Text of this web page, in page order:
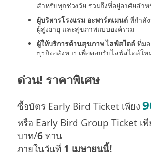
สำหรับทุกช่วงวัย รวมถึงที่อยู่อาศัยสำห
ผู้บริหารโรงแรม อะพาร์ตเมนต์ ที่กำลั
ผู้สูงอายุ และสุขภาพแบบองค์รวม
ผู้ให้บริการด้านสุขภาพ ไลฟ์สไตล์ ที่ม
ธุรกิจอสังหาฯ เพื่อตอบรับไลฟ์สไตล์ให
ด่วน! ราคาพิเศษ
ซื้อบัตร Early Bird Ticket เพียง
หรือ Early Bird Group Ticket เพี
บาท/6 ท่าน
ภายในวันที่ 1 เมษายนนี้!